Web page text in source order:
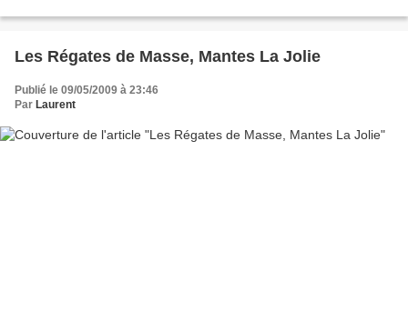
Les Régates de Masse, Mantes La Jolie
Publié le 09/05/2009 à 23:46
Par Laurent